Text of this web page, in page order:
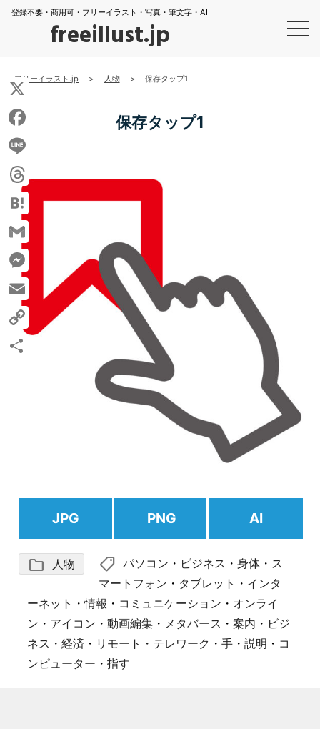
登録不要・商用可・フリーイラスト・写真・筆文字・AI
freeillust.jp
フリーイラスト.jp > 人物 > 保存タップ1
保存タップ1
JPG PNG AI
folder 人物 shoppingmode パソコン ・ ビジネス ・身体 ・ ス
マートフォン ・ タブレット ・ インタ
ーネット ・情報 ・ コミュニケーション ・ オンライ
ン ・ アイコン ・ 動画編集・ メタバース ・ 案内 ・ ビジ
ネス・経済 ・ リモート・テレワーク ・ 手・ 説明 ・ コ
ンピューター ・ 指す
X
Facebook
Line
Threads
Hatena
Gmail
Messenger
Email
Copy